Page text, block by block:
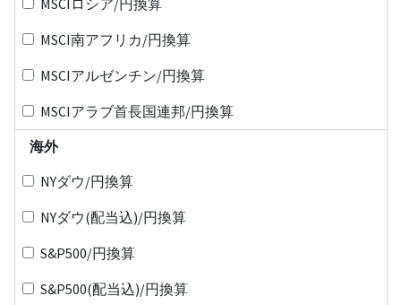
MSCI南アフリカ/円換算
MSCIアルゼンチン/円換算
MSCIアラブ首長国連邦/円換算
海外
NYダウ/円換算
NYダウ(配当込)/円換算
S&P500/円換算
S&P500(配当込)/円換算